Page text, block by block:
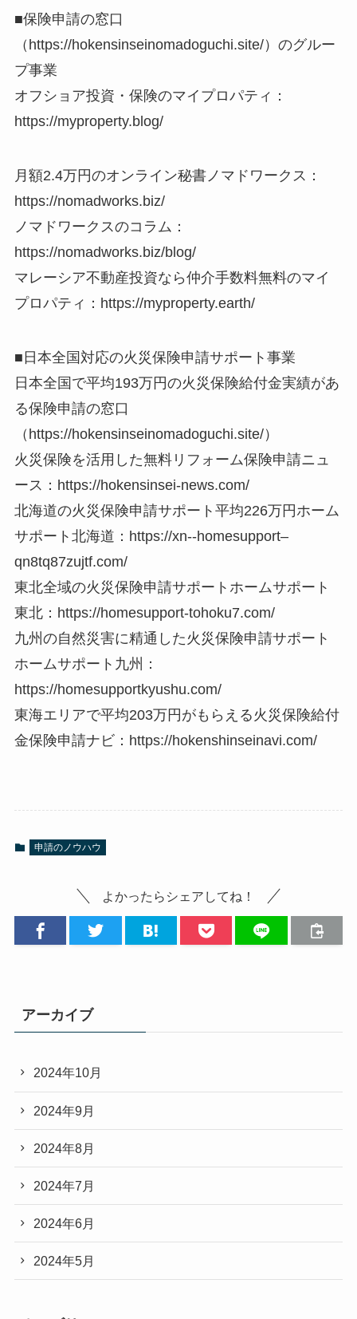
■保険申請の窓口
（https://hokensinseinomadoguchi.site/）のグルー
プ事業
オフショア投資・保険のマイプロパティ：
https://myproperty.blog/
月額2.4万円のオンライン秘書ノマドワークス：
https://nomadworks.biz/
ノマドワークスのコラム：
https://nomadworks.biz/blog/
マレーシア不動産投資なら仲介手数料無料のマイ
プロパティ：https://myproperty.earth/
■日本全国対応の火災保険申請サポート事業
日本全国で平均193万円の火災保険給付金実績があ
る保険申請の窓口
（https://hokensinseinomadoguchi.site/）
火災保険を活用した無料リフォーム保険申請ニュ
ース：https://hokensinsei-news.com/
北海道の火災保険申請サポート平均226万円ホーム
サポート北海道：https://xn--homesupport–
qn8tq87zujtf.com/
東北全域の火災保険申請サポートホームサポート
東北：https://homesupport-tohoku7.com/
九州の自然災害に精通した火災保険申請サポート
ホームサポート九州：
https://homesupportkyushu.com/
東海エリアで平均203万円がもらえる火災保険給付
金保険申請ナビ：https://hokenshinseinavi.com/
申請のノウハウ
よかったらシェアしてね！
アーカイブ
2024年10月
2024年9月
2024年8月
2024年7月
2024年6月
2024年5月